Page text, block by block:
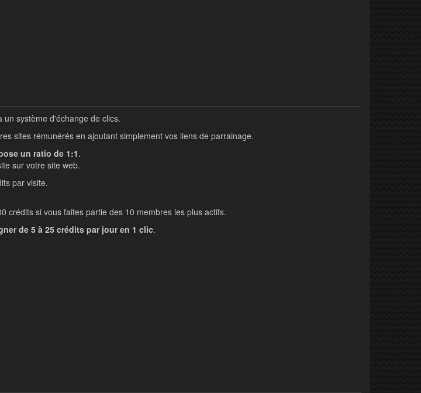
système d'échange de clics.
sites rémunérés en ajoutant simplement vos liens de parrainage.
un ratio de 1:1.
sur votre site web.
par visite.
crédits si vous faites partie des 10 membres les plus actifs.
de 5 à 25 crédits par jour en 1 clic.